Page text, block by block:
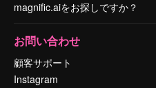
magnific.aiをお探しですか？
お問い合わせ
顧客サポート
Instagram